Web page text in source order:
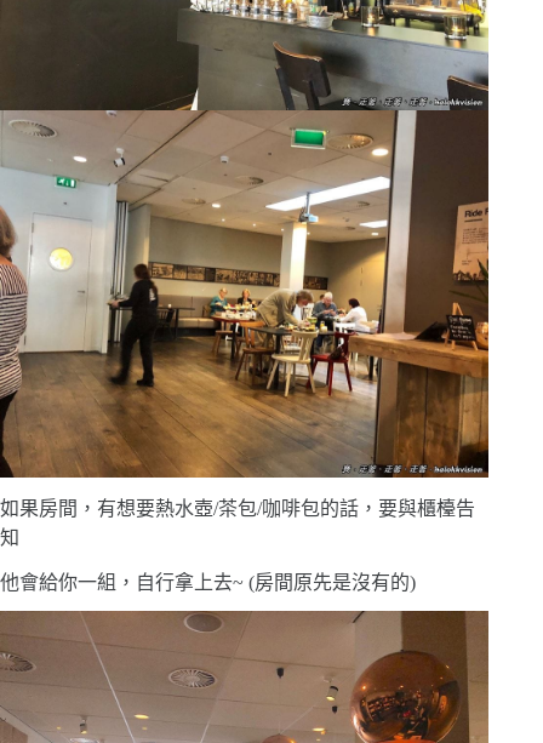
如果房間，有想要熱水壺/茶包/咖啡包的話，要與櫃檯告
知
他會給你一組，自行拿上去~ (房間原先是沒有的)